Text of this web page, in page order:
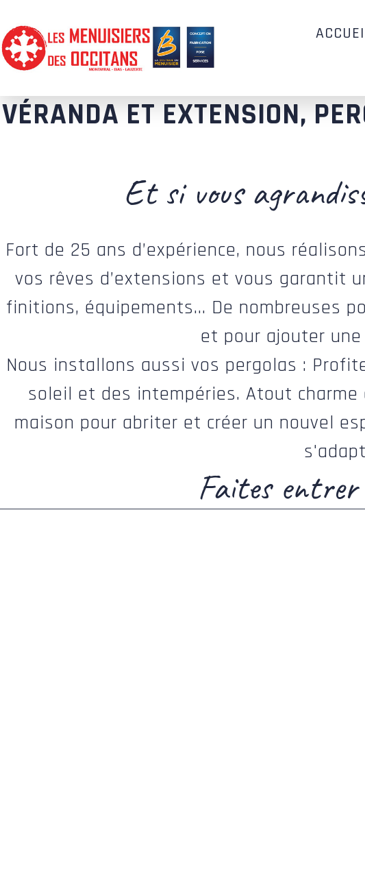
VÉRANDA ET EXTENSION,
Et si vous
Fort de 25 ans d’expérience, nous
vos rêves d’extensions et vous garantit
finitions, équipements… De nombreuses
et pour ajouter
Nous installons aussi vos pergolas :
soleil et des intempéries. Atout
maison pour abriter et créer un nouvel
Faites